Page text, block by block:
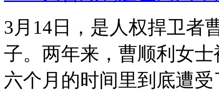
3月14日，是人权捍卫者
子。两年来，曹顺利女
六个月的时间里到底遭